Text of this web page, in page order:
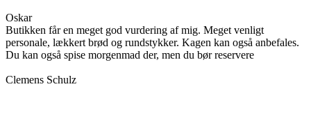
Oskar
Butikken får en meget god vurdering af mig. Meget venligt
personale, lækkert brød og rundstykker. Kagen kan også anbefales.
Du kan også spise morgenmad der, men du bør reservere
Clemens Schulz